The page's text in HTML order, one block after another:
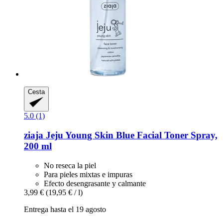
Cesta
5.0 (1)
ziaja Jeju Young Skin Blue Facial Toner Spray,
200 ml
No reseca la piel
Para pieles mixtas e impuras
Efecto desengrasante y calmante
3,99 € (19,95 € / l)
Entrega hasta el 19 agosto